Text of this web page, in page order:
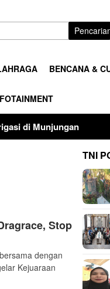
BENCANA &
Universitas
Stop
dengan
Kejuaraan
TNI